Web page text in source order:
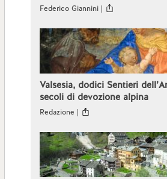
Federico Giannini |
Valsesia, dodici Sentieri
secoli di devozione alpina
Redazione |